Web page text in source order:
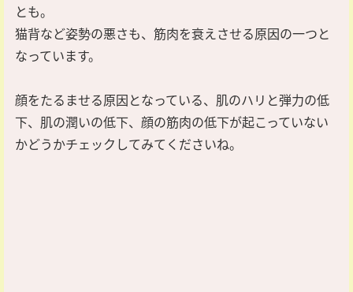
とも。
猫背など姿勢の悪さも、筋肉を衰えさせる原因の一つと
なっています。
顔をたるませる原因となっている、肌のハリと弾力の低
下、肌の潤いの低下、顔の筋肉の低下が起こっていない
かどうかチェックしてみてくださいね。